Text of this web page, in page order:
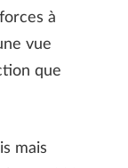
à
vue
que
mais